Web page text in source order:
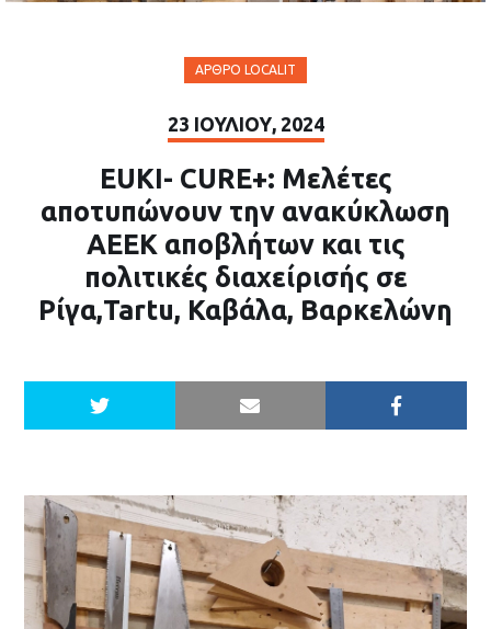
ΆΡΘΡΟ LOCALIT
23 ΙΟΥΛΊΟΥ, 2024
EUKI- CURE+: Μελέτες
αποτυπώνουν την ανακύκλωση
ΑΕΕΚ αποβλήτων και τις
πολιτικές διαχείρισής σε
Ρίγα,Tartu, Καβάλα, Βαρκελώνη